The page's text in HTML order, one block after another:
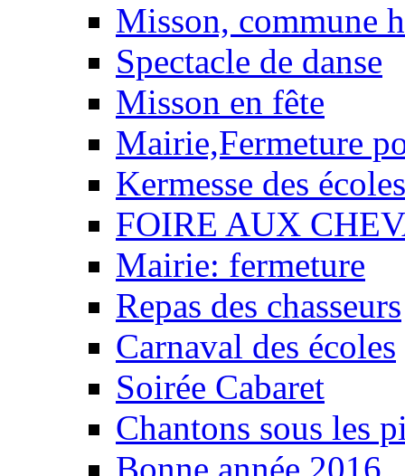
Misson, commune
Spectacle de danse
Misson en fête
Mairie,Fermeture
Kermesse des écoles
FOIRE AUX
Mairie: fermeture
Repas des chasseurs
Carnaval des écoles
Soirée Cabaret
Chantons sous les